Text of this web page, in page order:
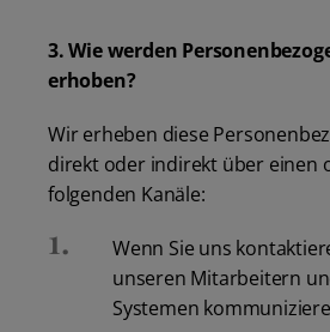
3. Wie werden
erhoben?
Wir erheben diese
direkt oder indirekt über einen
folgenden Kanäle:
Wenn Sie uns
unseren Mitarbeitern
Systemen